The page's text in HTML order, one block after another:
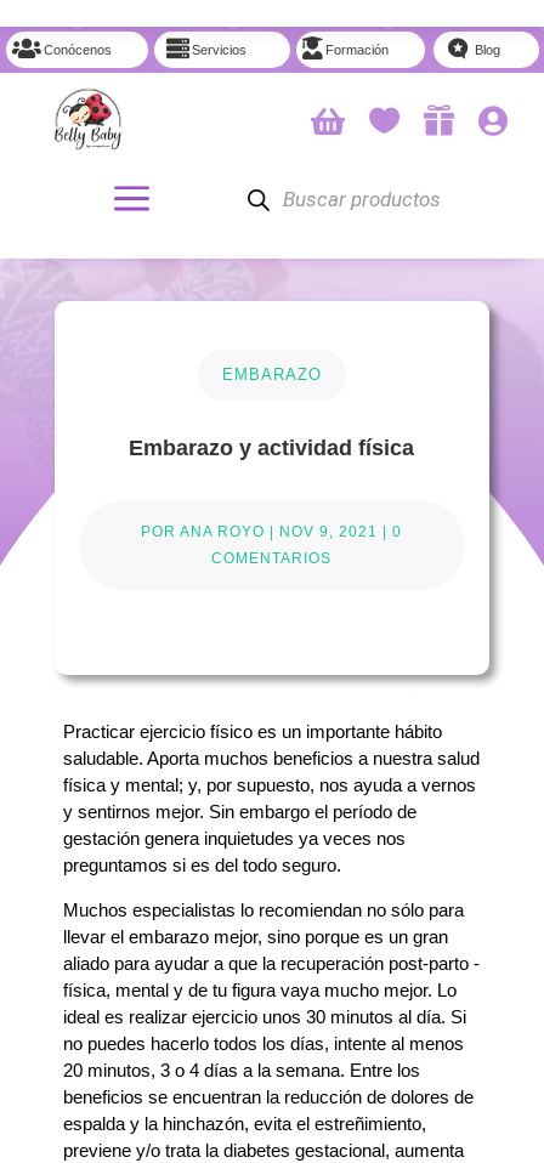
Conócenos Servicios  Formación  Blog
   
productos
EMBARAZO
Embarazo y actividad física
PORANA ROYO NOV 9, 2021 |0
COMENTARIOS
Practicar ejercicio físico es un importante hábito
saludable. Aporta muchos beneficios a nuestra salud
física y mental; y, por supuesto, nos ayuda a vernos
y sentirnos mejor. Sin embargo el período de
gestación genera inquietudes ya veces nos
preguntamos si es del todo seguro.
Muchos especialistas lo recomiendan no sólo para
llevar el embarazo mejor, sino porque es un gran
aliado para ayudar a que la recuperación post-parto -
física, mental y de tu figura vaya mucho mejor. Lo
ideal es realizar ejercicio unos 30 minutos al día. Si
no puedes hacerlo todos los días, intente al menos
20 minutos, 3 o 4 días a la semana. Entre los
beneficios se encuentran la reducción de dolores de
espalda y la hinchazón, evita el estreñimiento,
previene y/o trata la diabetes gestacional, aumenta